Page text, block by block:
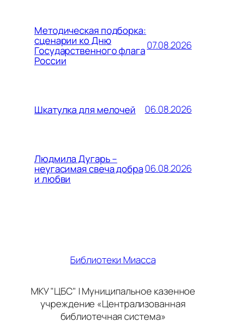
Методическая подборка:
сценарии ко Дню
Государственного флага
России
07.08.2026
Шкатулка для мелочей 06.08.2026
Людмила Дугарь –
неугасимая свеча добра
и любви
06.08.2026
Библиотеки Миасса
МКУ "ЦБС" | Муниципальное казенное
учреждение «Централизованная
библиотечная система»